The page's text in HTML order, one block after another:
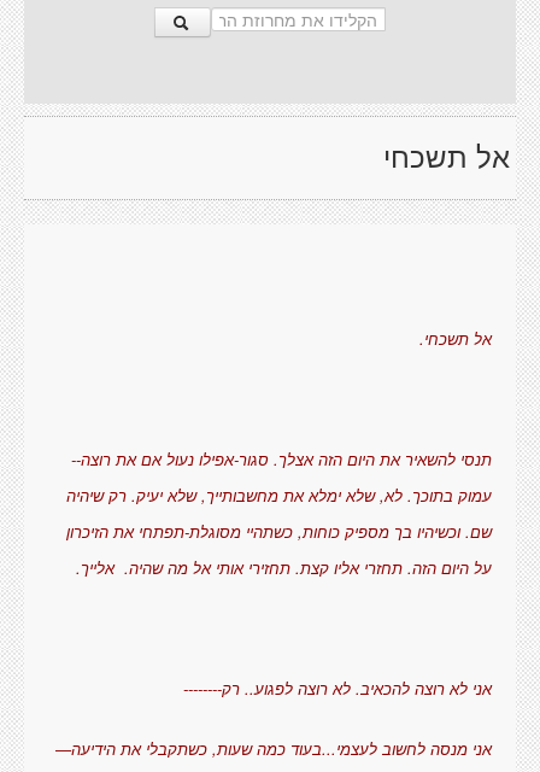
אל תשכחי
אל תשכחי.
תנסי להשאיר את היום הזה אצלך. סגור-אפילו נעול אם את רוצה--
עמוק בתוכך. לא, שלא ימלא את מחשבותייך, שלא יעיק. רק שיהיה
שם. וכשיהיו בך מספיק כוחות, כשתהיי מסוגלת-תפתחי את הזיכרון
על היום הזה. תחזרי אליו קצת. תחזירי אותי אל מה שהיה. אלייך.
אני לא רוצה להכאיב. לא רוצה לפגוע.. רק--------
אני מנסה לחשוב לעצמי...בעוד כמה שעות, כשתקבלי את הידיעה—